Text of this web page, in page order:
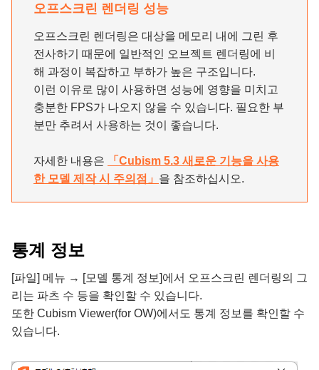
오프스크린 렌더링 성능
오프스크린 렌더링은 대상을 메모리 내에 그린 후
전사하기 때문에 일반적인 오브젝트 렌더링에 비
해 과정이 복잡하고 부하가 높은 구조입니다.
이런 이유로 많이 사용하면 성능에 영향을 미치고
충분한 FPS가 나오지 않을 수 있습니다. 필요한 부
분만 추려서 사용하는 것이 좋습니다.
자세한 내용은
「Cubism 5.3 새로운 기능을 사용
한 모델 제작 시 주의점」 을 참조하십시오.
통계 정보
[파일] 메뉴 → [모델 통계 정보]에서 오프스크린 렌더링의 그
리는 파츠 수 등을 확인할 수 있습니다.
또한 Cubism Viewer(for OW)에서도 통계 정보를 확인할 수
있습니다.